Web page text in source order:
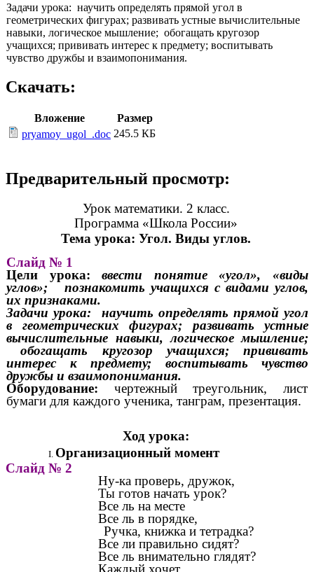
Задачи урока: научить определять прямой угол в
геометрических фигурах; развивать устные вычислительные
навыки, логическое мышление; обогащать кругозор
учащихся; прививать интерес к предмету; воспитывать
чувство дружбы и взаимопонимания.
Скачать:
Вложение
Размер
pryamoy_ugol_.doc 245.5 КБ
Предварительный просмотр:
Урок математики. 2 класс.
Программа «Школа России»
Тема урока: Угол. Виды углов.
Слайд № 1
Цели урока:ввести понятие «угол», «виды
углов»; познакомить учащихся с видами углов,
их признаками.
Задачи урока: научить определять прямой угол
в геометрических фигурах; развивать устные
вычислительные навыки, логическое мышление;
обогащать кругозор учащихся; прививать
интерес к предмету; воспитывать чувство
дружбы и взаимопонимания.
Оборудование: чертежный треугольник, лист
бумаги для каждого ученика, танграм, презентация.
Ход урока:
Организационный момент
Слайд № 2
Ну-ка проверь, дружок,
Ты готов начать урок?
Все ль на месте
Все ль в порядке,
Ручка, книжка и тетрадка?
Все ли правильно сидят?
Все ль внимательно глядят?
Каждый хочет